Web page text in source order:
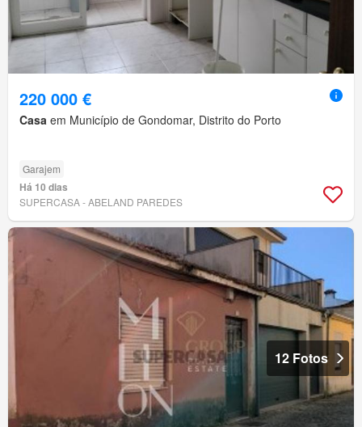
220 000 €
Casa em Município de Gondomar, Distrito do Porto
Garajem
Há 10 dias
SUPERCASA - ABELAND PAREDES
12 Fotos